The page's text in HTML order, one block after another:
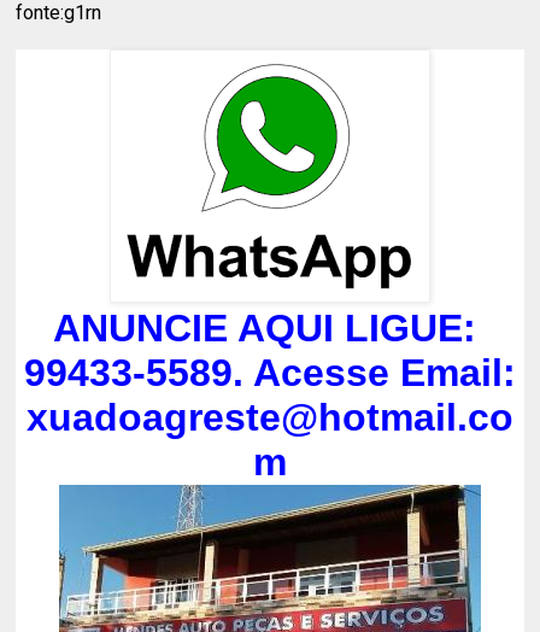
fonte:g1rn
ANUNCIE AQUI LIGUE:
99433-5589. Acesse Email:
xuadoagreste@hotmail.co
m